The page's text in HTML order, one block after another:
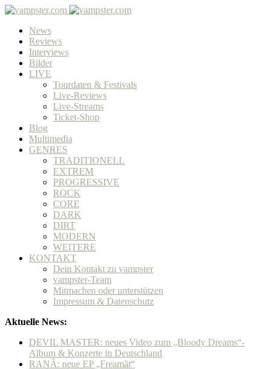
News
Reviews
Interviews
Bilder
LIVE
Tourdaten & Festivals
Live-Reviews
Live-Streams
Ticket-Shop
Blog
Multimedia
GENRES
TRADITIONELL
EXTREM
PROGRESSIVE
ROCK
CORE
DARK
DIRT
MODERN
WEITERE
KONTAKT
Dein Kontakt zu vampster
vampster-Team
Mitmachen oder unterstützen
Impressum & Datenschutz
Aktuelle News:
DEVIL MASTER: neues Video zum „Bloody Dreams“-
Album & Konzerte in Deutschland
RANÂ: neue EP „Freamăt“